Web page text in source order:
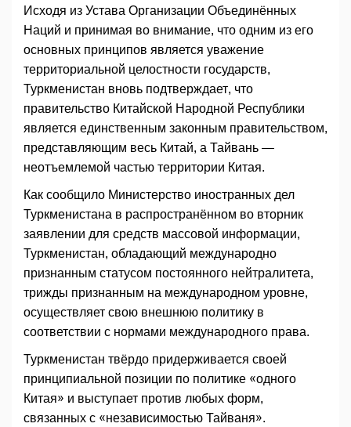
Исходя из Устава Организации Объединённых
Наций и принимая во внимание, что одним из его
основных принципов является уважение
территориальной целостности государств,
Туркменистан вновь подтверждает, что
правительство Китайской Народной Республики
является единственным законным правительством,
представляющим весь Китай, а Тайвань —
неотъемлемой частью территории Китая.
Как сообщило Министерство иностранных дел
Туркменистана в распространённом во вторник
заявлении для средств массовой информации,
Туркменистан, обладающий международно
признанным статусом постоянного нейтралитета,
трижды признанным на международном уровне,
осуществляет свою внешнюю политику в
соответствии с нормами международного права.
Туркменистан твёрдо придерживается своей
принципиальной позиции по политике «одного
Китая» и выступает против любых форм,
связанных с «независимостью Тайваня».